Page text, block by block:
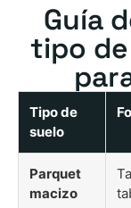
Guía
tipo
Tipo de
suelo
Parquet
macizo